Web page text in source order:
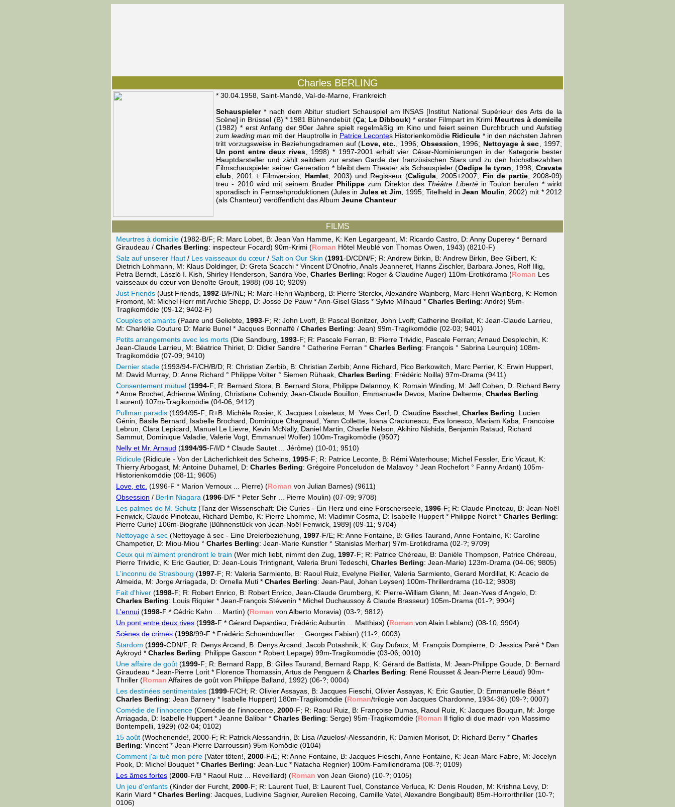
Charles BERLING
* 30.04.1958, Saint-Mandé, Val-de-Marne, Frankreich
Schauspieler* nach dem Abitur studiert Schauspiel am INSAS [Institut National Supérieur des Arts de la
Scène] in Brüssel (B) * 1981 Bühnendebüt (Ça; Le Dibbouk) * erster Filmpart im Krimi Meurtres à domicile
(1982) * erst Anfang der 90er Jahre spielt regelmäßig im Kino und feiert seinen Durchbruch und Aufstieg
zumleading man mit der Hauptrolle in Patrice Lecontes Historienkomödie Ridicule * in den nächsten Jahren
tritt vorzugsweise in Beziehungsdramen auf (Love, etc. , 1996; Obsession , 1996; Nettoyage à sec , 1997;
Un pont entre deux rives , 1998) * 1997-2001 erhält vier César-Nominierungen in der Kategorie bester
Hauptdarsteller und zählt seitdem zur ersten Garde der französischen Stars und zu den höchstbezahlten
Filmschauspieler seiner Generation * bleibt dem Theater als Schauspieler (Oedipe le tyran , 1998;Cravate
club
, 2001 + Filmversion; Hamlet, 2003) und Regisseur (Caligula , 2005+2007; Fin de partie, 2008-09)
treu - 2010 wird mit seinem Bruder Philippe zum Direktor des Théâtre Libertéin Toulon berufen * wirkt
sporadisch in Fernsehproduktionen (Jules in Jules et Jim , 1995; Titelheld inJean Moulin , 2002) mit * 2012
(als Chanteur) veröffentlicht das Album Jeune Chanteur
FILMS
Meurtres à domicile (1982-B/F; R: Marc Lobet, B: Jean Van Hamme, K: Ken Legargeant, M: Ricardo Castro, D: Anny Duperey * Bernard
Giraudeau / Charles Berling: inspecteur Focard) 90m-Krimi (Roman Hôtel Meublé von Thomas Owen, 1943) (8210-F)
Salz auf unserer Haut / Les vaisseaux du cœur / Salt on Our Skin (1991-D/CDN/F; R: Andrew Birkin, B: Andrew Birkin, Bee Gilbert, K:
Dietrich Lohmann, M: Klaus Doldinger, D: Greta Scacchi * Vincent D'Onofrio, Anaïs Jeanneret, Hanns Zischler, Barbara Jones, Rolf Illig,
Petra Berndt, László I. Kish, Shirley Henderson, Sandra Voe, Charles Berling: Roger & Claudine Auger) 110m-Erotikdrama (Roman Les
vaisseaux du cœur von Benoîte Groult, 1988) (08-10; 9209)
Just Friends (Just Friends, 1992-B/F/NL; R: Marc-Henri Wajnberg, B: Pierre Sterckx, Alexandre Wajnberg, Marc-Henri Wajnberg, K: Remon
Fromont, M: Michel Herr mit Archie Shepp, D: Josse De Pauw * Ann-Gisel Glass * Sylvie Milhaud * Charles Berling: André) 95m-
Tragikomödie (09-12; 9402-F)
Couples et amants (Paare und Geliebte, 1993-F; R: John Lvoff, B: Pascal Bonitzer, John Lvoff; Catherine Breillat, K: Jean-Claude Larrieu,
M: Charlélie Couture D: Marie Bunel * Jacques Bonnaffé / Charles Berling: Jean) 99m-Tragikomödie (02-03; 9401)
Petits arrangements avec les morts (Die Sandburg, 1993-F; R: Pascale Ferran, B: Pierre Trividic, Pascale Ferran; Arnaud Desplechin, K:
Jean-Claude Larrieu, M: Béatrice Thiriet, D: Didier Sandre ° Catherine Ferran ° Charles Berling: François ° Sabrina Leurquin) 108m-
Tragikomödie (07-09; 9410)
Dernier stade (1993/94-F/CH/B/D; R: Christian Zerbib, B: Christian Zerbib; Anne Richard, Pico Berkowitch, Marc Perrier, K: Erwin Huppert,
M: David Murray, D: Anne Richard ° Philippe Volter ° Siemen Rühaak, Charles Berling: Frédéric Noilla) 97m-Drama (9411)
Consentement mutuel (1994-F; R: Bernard Stora, B: Bernard Stora, Philippe Delannoy, K: Romain Winding, M: Jeff Cohen, D: Richard Berry
* Anne Brochet, Adrienne Winling, Christiane Cohendy, Jean-Claude Bouillon, Emmanuelle Devos, Marine Delterme, Charles Berling:
Laurent) 107m-Tragikomödie (04-06; 9412)
Pullman paradis (1994/95-F; R+B: Michèle Rosier, K: Jacques Loiseleux, M: Yves Cerf, D: Claudine Baschet, Charles Berling: Lucien
Génin, Basile Bernard, Isabelle Brochard, Dominique Chagnaud, Yann Collette, Ioana Craciunescu, Eva Ionesco, Mariam Kaba, Francoise
Lebrun, Clara Lepicard, Manuel Le Lievre, Kevin McNally, Daniel Martin, Charlie Nelson, Akihiro Nishida, Benjamin Rataud, Richard
Sammut, Dominique Valadie, Valerie Vogt, Emmanuel Wolfer) 100m-Tragikomödie (9507)
Nelly et Mr. Arnaud (1994/95-F/I/D * Claude Sautet ... Jérôme) (10-01; 9510)
Ridicule (Ridicule - Von der Lächerlichkeit des Scheins, 1995-F; R: Patrice Leconte, B: Rémi Waterhouse; Michel Fessler, Eric Vicaut, K:
Thierry Arbogast, M: Antoine Duhamel, D: Charles Berling: Grégoire Ponceludon de Malavoy ° Jean Rochefort ° Fanny Ardant) 105m-
Historienkomödie (08-11; 9605)
Love, etc. (1996-F * Marion Vernoux ... Pierre) (Roman von Julian Barnes) (9611)
Obsession / Berlin Niagara (1996-D/F * Peter Sehr ... Pierre Moulin) (07-09; 9708)
Les palmes de M. Schutz (Tanz der Wissenschaft: Die Curies - Ein Herz und eine Forscherseele, 1996-F; R: Claude Pinoteau, B: Jean-Noël
Fenwick, Claude Pinoteau, Richard Dembo, K: Pierre Lhomme, M: Vladimir Cosma, D: Isabelle Huppert * Philippe Noiret * Charles Berling:
Pierre Curie) 106m-Biografie [Bühnenstück von Jean-Noël Fenwick, 1989] (09-11; 9704)
Nettoyage à sec (Nettoyage à sec - Eine Dreierbeziehung, 1997-F/E; R: Anne Fontaine, B: Gilles Taurand, Anne Fontaine, K: Caroline
Champetier, D: Miou-Miou ° Charles Berling: Jean-Marie Kunstler ° Stanislas Merhar) 97m-Erotikdrama (02-?; 9709)
Ceux qui m'aiment prendront le train (Wer mich liebt, nimmt den Zug, 1997-F; R: Patrice Chéreau, B: Danièle Thompson, Patrice Chéreau,
Pierre Trividic, K: Eric Gautier, D: Jean-Louis Trintignant, Valeria Bruni Tedeschi, Charles Berling: Jean-Marie) 123m-Drama (04-06; 9805)
L'inconnu de Strasbourg (1997-F; R: Valeria Sarmiento, B: Raoul Ruiz, Evelyne Pieiller, Valeria Sarmiento, Gerard Mordillat, K: Acacio de
Almeida, M: Jorge Arriagada, D: Ornella Muti * Charles Berling: Jean-Paul, Johan Leysen) 100m-Thrillerdrama (10-12; 9808)
Fait d'hiver (1998-F; R: Robert Enrico, B: Robert Enrico, Jean-Claude Grumberg, K: Pierre-William Glenn, M: Jean-Yves d'Angelo, D:
Charles Berling: Louis Riquier * Jean-François Stévenin * Michel Duchaussoy & Claude Brasseur) 105m-Drama (01-?; 9904)
L'ennui (1998-F * Cédric Kahn ... Martin) (Roman von Alberto Moravia) (03-?; 9812)
Un pont entre deux rives (1998-F * Gérard Depardieu, Frédéric Auburtin ... Matthias) (Roman von Alain Leblanc) (08-10; 9904)
Scènes de crimes (1998/99-F * Frédéric Schoendoerffer ... Georges Fabian) (11-?; 0003)
Stardom (1999-CDN/F; R: Denys Arcand, B: Denys Arcand, Jacob Potashnik, K: Guy Dufaux, M: François Dompierre, D: Jessica Paré * Dan
Aykroyd * Charles Berling: Philippe Gascon * Robert Lepage) 99m-Tragikomödie (03-06; 0010)
Une affaire de goût (1999-F; R: Bernard Rapp, B: Gilles Taurand, Bernard Rapp, K: Gérard de Battista, M: Jean-Philippe Goude, D: Bernard
Giraudeau * Jean-Pierre Lorit * Florence Thomassin, Artus de Penguern & Charles Berling: René Rousset & Jean-Pierre Léaud) 90m-
Thriller (Roman Affaires de goût von Philippe Balland, 1992) (06-?; 0004)
Les destinées sentimentales (1999-F/CH; R: Olivier Assayas, B: Jacques Fieschi, Olivier Assayas, K: Eric Gautier, D: Emmanuelle Béart *
Charles Berling: Jean Barnery * Isabelle Huppert) 180m-Tragikomödie (Roman/trilogie von Jacques Chardonne, 1934-36) (09-?; 0007)
Comédie de l'innocence (Comédie de l'innocence, 2000-F; R: Raoul Ruiz, B: Françoise Dumas, Raoul Ruiz, K: Jacques Bouquin, M: Jorge
Arriagada, D: Isabelle Huppert * Jeanne Balibar * Charles Berling: Serge) 95m-Tragikomödie (Roman Il figlio di due madri von Massimo
Bontempelli, 1929) (02-04; 0102)
15 août (Wochenende!, 2000-F; R: Patrick Alessandrin, B: Lisa /Azuelos/-Alessandrin, K: Damien Morisot, D: Richard Berry * Charles
Berling: Vincent * Jean-Pierre Darroussin) 95m-Komödie (0104)
Comment j'ai tué mon père (Vater töten!, 2000-F/E; R: Anne Fontaine, B: Jacques Fieschi, Anne Fontaine, K: Jean-Marc Fabre, M: Jocelyn
Pook, D: Michel Bouquet * Charles Berling: Jean-Luc * Natacha Regnier) 100m-Familiendrama (08-?; 0109)
Les âmes fortes (2000-F/B * Raoul Ruiz ... Reveillard) (Roman von Jean Giono) (10-?; 0105)
Un jeu d'enfants (Kinder der Furcht, 2000-F; R: Laurent Tuel, B: Laurent Tuel, Constance Verluca, K: Denis Rouden, M: Krishna Levy, D:
Karin Viard * Charles Berling: Jacques, Ludivine Sagnier, Aurelien Recoing, Camille Vatel, Alexandre Bongibault) 85m-Horrorthriller (10-?;
0106)